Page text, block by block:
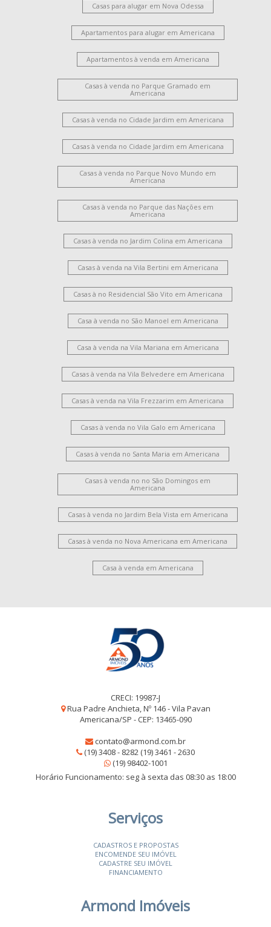
Casas para alugar em Nova Odessa
Apartamentos para alugar em Americana
Apartamentos à venda em Americana
Casas à venda no Parque Gramado em
Americana
Casas à venda no Cidade Jardim em Americana
Casas à venda no Cidade Jardim em Americana
Casas à venda no Parque Novo Mundo em
Americana
Casas à venda no Parque das Nações em
Americana
Casas à venda no Jardim Colina em Americana
Casas à venda na Vila Bertini em Americana
Casas à no Residencial São Vito em Americana
Casa à venda no São Manoel em Americana
Casa à venda na Vila Mariana em Americana
Casas à venda na Vila Belvedere em Americana
Casas à venda na Vila Frezzarim em Americana
Casas à venda no Vila Galo em Americana
Casas à venda no Santa Maria em Americana
Casas à venda no no São Domingos em
Americana
Casas à venda no Jardim Bela Vista em Americana
Casas à venda no Nova Americana em Americana
Casa à venda em Americana
CRECI: 19987-J
Rua Padre Anchieta, Nº 146 - Vila Pavan
Americana/SP - CEP: 13465-090
contato@armond.com.br
(19) 3408 - 8282 (19) 3461 - 2630
(19) 98402-1001
Horário Funcionamento: seg à sexta das 08:30 as 18:00
Serviços
CADASTROS E PROPOSTAS
ENCOMENDE SEU IMÓVEL
CADASTRE SEU IMÓVEL
FINANCIAMENTO
Armond Imóveis